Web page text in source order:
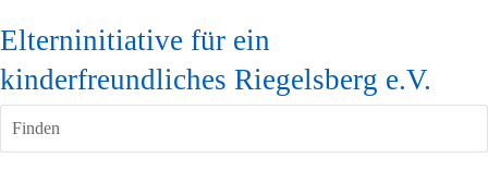
Elterninitiative für ein
kinderfreundliches Riegelsberg e.V.
Finden